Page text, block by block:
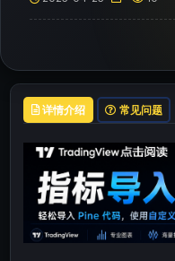
详情介绍 常见问题